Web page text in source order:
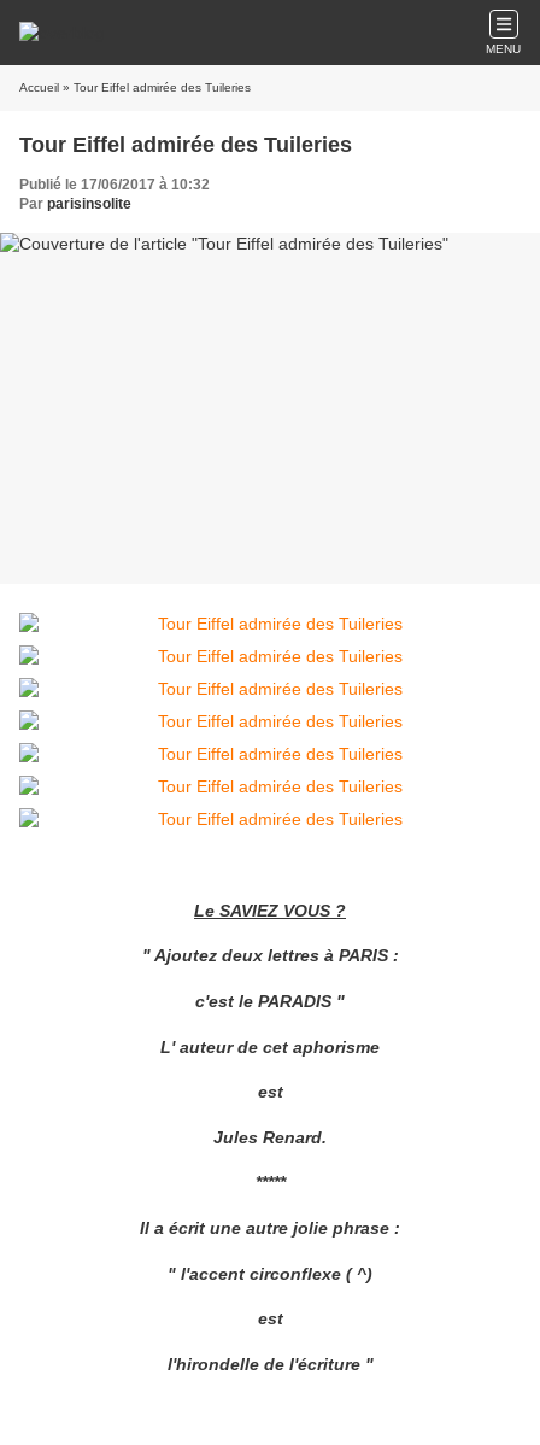
MENU
Accueil » Tour Eiffel admirée des Tuileries
Tour Eiffel admirée des Tuileries
Publié le 17/06/2017 à 10:32
Par parisinsolite
Le SAVIEZ VOUS ?
" Ajoutez deux lettres à PARIS :
c'est le PARADIS "
L' auteur de cet aphorisme
est
Jules Renard.
*****
Il a écrit une autre jolie phrase :
" l'accent circonflexe ( ^)
est
l'hirondelle de l'écriture "